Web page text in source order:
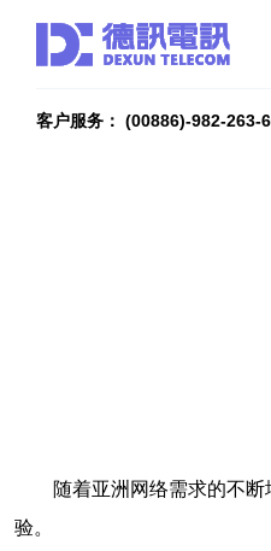
客户服务： (00886)-982-263-
随着亚洲网络需求的不
验。